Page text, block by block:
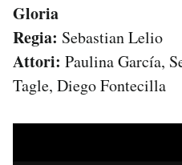
Gloria
Regia: Sebastian Lelio
Attori: Paulina García,
Tagle, Diego Fontecilla